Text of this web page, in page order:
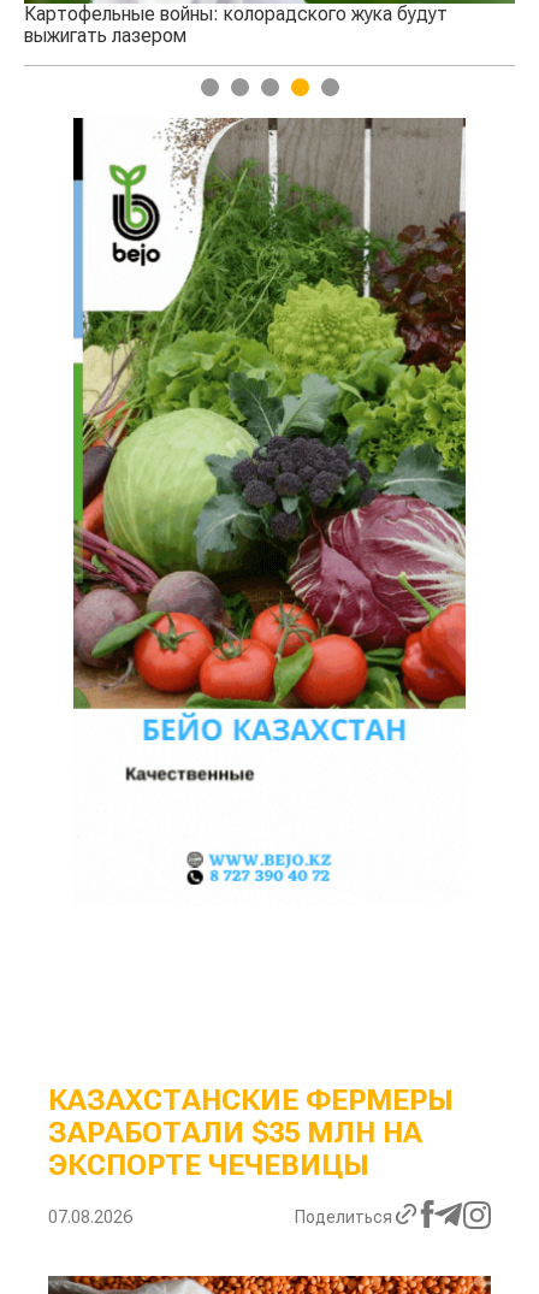
Картофельные войны: колорадского жука будут
выжигать лазером
1 2 3 4 5
КАЗАХСТАНСКИЕ ФЕРМЕРЫ
ЗАРАБОТАЛИ $35 МЛН НА
ЭКСПОРТЕ ЧЕЧЕВИЦЫ
07.08.2026 Поделиться